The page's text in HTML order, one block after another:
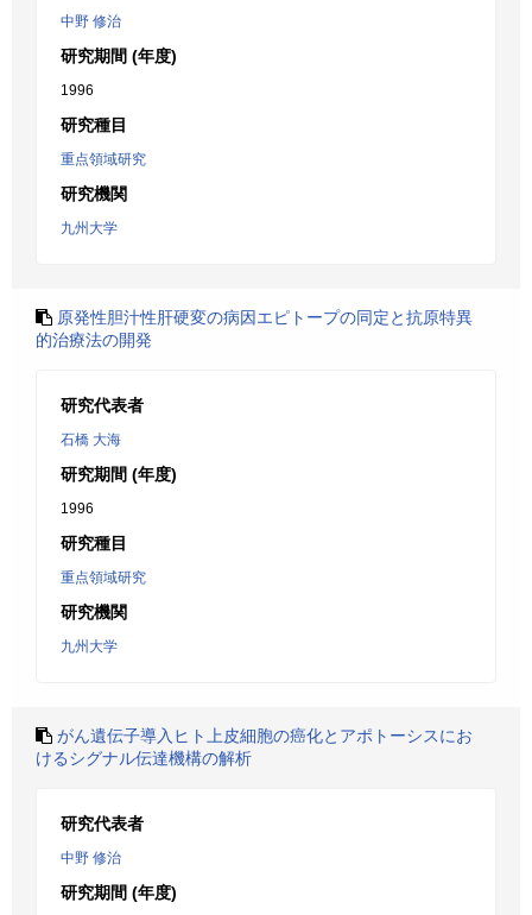
中野 修治
研究期間 (年度)
1996
研究種目
重点領域研究
研究機関
九州大学
原発性胆汁性肝硬変の病因エピトープの同定と抗原特異
的治療法の開発
研究代表者
石橋 大海
研究期間 (年度)
1996
研究種目
重点領域研究
研究機関
九州大学
がん遺伝子導入ヒト上皮細胞の癌化とアポトーシスにお
けるシグナル伝達機構の解析
研究代表者
中野 修治
研究期間 (年度)